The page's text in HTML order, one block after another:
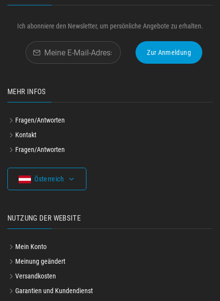
Ich abonniere den Newsletter, um persönliche Angebote zu erhalten.
Zur Anmeldung
MEHR INFOS
Fragen/Antworten
Kontakt
Fragen/Antworten
Österreich
NUTZUNG DER WEBSITE
Mein Konto
Meinung geändert
Versandkosten
Garantien und Kundendienst